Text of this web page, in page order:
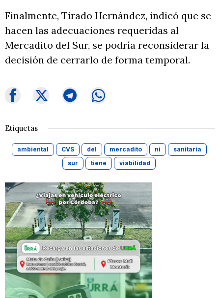
Finalmente, Tirado Hernández, indicó que se
hacen las adecuaciones requeridas al
Mercadito del Sur, se podría reconsiderar la
decisión de cerrarlo de forma temporal.
Etiquetas
ambiental CVS del mercadito ni
sanitaria
sur
tiene viabilidad